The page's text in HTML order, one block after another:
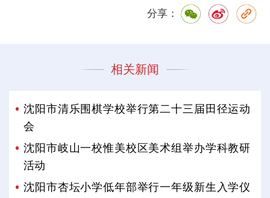
分享：
相关新闻
沈阳市清乐围棋学校举行第二十三届田径运动
会
沈阳市岐山一校惟美校区美术组举办学科教研
活动
沈阳市杏坛小学低年部举行一年级新生入学仪